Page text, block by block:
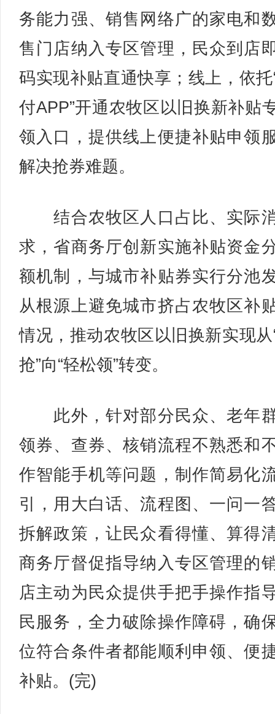
务能力强、销售网络广的家电和
售门店纳入专区管理，民众到店
码实现补贴直通快享；线上，依托
付APP”开通农牧区以旧换新补贴
领入口，提供线上便捷补贴申领
解决抢券难题。
结合农牧区人口占比、实际
求，省商务厅创新实施补贴资金
额机制，与城市补贴券实行分池
从根源上避免城市挤占农牧区补
情况，推动农牧区以旧换新实现从
抢”向“轻松领”转变。
此外，针对部分民众、老年
领券、查券、核销流程不熟悉和
作智能手机等问题，制作简易化
引，用大白话、流程图、一问一
拆解政策，让民众看得懂、算得
商务厅督促指导纳入专区管理的
店主动为民众提供手把手操作指
民服务，全力破除操作障碍，确
位符合条件者都能顺利申领、便
补贴。(完)